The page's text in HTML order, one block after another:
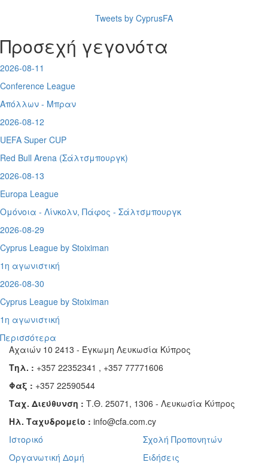
Tweets by CyprusFA
Προσεχή γεγονότα
2026-08-11
Conference League
Απόλλων - Μπραν
2026-08-12
UEFA Super CUP
Red Bull Arena (Σάλτσμπουργκ)
2026-08-13
Europa League
Ομόνοια - Λίνκολν, Πάφος - Σάλτσμπουργκ
2026-08-29
Cyprus League by Stoiximan
1η αγωνιστική
2026-08-30
Cyprus League by Stoiximan
1η αγωνιστική
Περισσότερα
Αχαιών 10 2413 - Έγκωμη Λευκωσία Κύπρος
Τηλ. : +357 22352341 , +357 77771606
Φαξ : +357 22590544
Ταχ. Διεύθυνση : Τ.Θ. 25071, 1306 - Λευκωσία Κύπρος
Ηλ. Ταχυδρομείο : info@cfa.com.cy
Ιστορικό
Οργανωτική Δομή
Σχολή Προπονητών
Ειδήσεις